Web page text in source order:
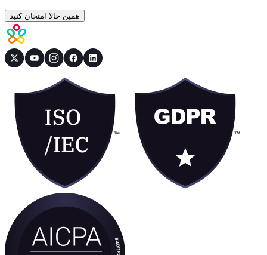
همین حالا امتحان کنید